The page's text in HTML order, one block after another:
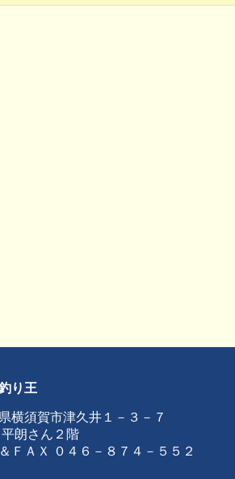
り王
横須賀市津久井１－３－７
朗さん２階
ＦＡＸ ０４６－８７４－５５２